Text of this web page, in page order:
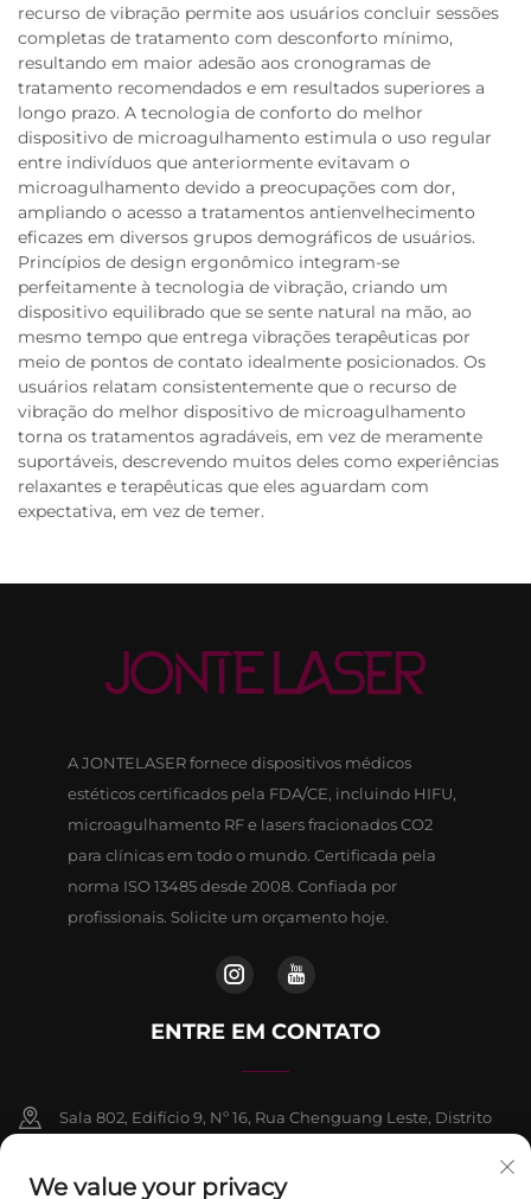
recurso de vibração permite aos usuários concluir sessões
completas de tratamento com desconforto mínimo,
resultando em maior adesão aos cronogramas de
tratamento recomendados e em resultados superiores a
longo prazo. A tecnologia de conforto do melhor
dispositivo de microagulhamento estimula o uso regular
entre indivíduos que anteriormente evitavam o
microagulhamento devido a preocupações com dor,
ampliando o acesso a tratamentos antienvelhecimento
eficazes em diversos grupos demográficos de usuários.
Princípios de design ergonômico integram-se
perfeitamente à tecnologia de vibração, criando um
dispositivo equilibrado que se sente natural na mão, ao
mesmo tempo que entrega vibrações terapêuticas por
meio de pontos de contato idealmente posicionados. Os
usuários relatam consistentemente que o recurso de
vibração do melhor dispositivo de microagulhamento
torna os tratamentos agradáveis, em vez de meramente
suportáveis, descrevendo muitos deles como experiências
relaxantes e terapêuticas que eles aguardam com
expectativa, em vez de temer.
A JONTELASER fornece dispositivos médicos
estéticos certificados pela FDA/CE, incluindo HIFU,
microagulhamento RF e lasers fracionados CO2
para clínicas em todo o mundo. Certificada pela
norma ISO 13485 desde 2008. Confiada por
profissionais. Solicite um orçamento hoje.
ENTRE EM CONTATO
Sala 802, Edifício 9, Nº 16, Rua Chenguang Leste, Distrito
We value your privacy